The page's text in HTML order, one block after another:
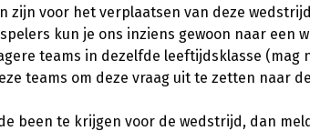
zijn voor het verplaatsen van deze
kun je ons inziens gewoon naar
teams in dezelfde leeftijdsklasse
teams om deze vraag uit te zetten naar
been te krijgen voor de wedstrijd, dan